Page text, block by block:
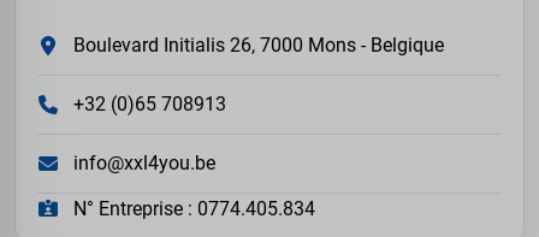
Boulevard Initialis 26, 7000 Mons - Belgique
+32 (0)65 708913
info@xxl4you.be
N° Entreprise : 0774.405.834